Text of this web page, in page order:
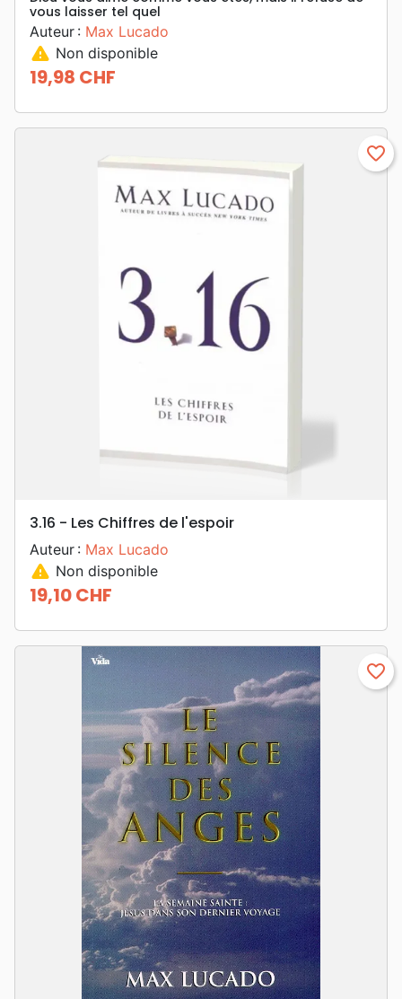
vous laisser tel quel
Auteur : Max Lucado
warning Non disponible
Prix
19,98 CHF
favorite_border
3.16 - Les Chiffres de l'espoir
Auteur : Max Lucado
warning Non disponible
Prix
19,10 CHF
favorite_border